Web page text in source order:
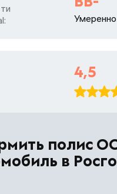
Умеренно
4,5
полис
в